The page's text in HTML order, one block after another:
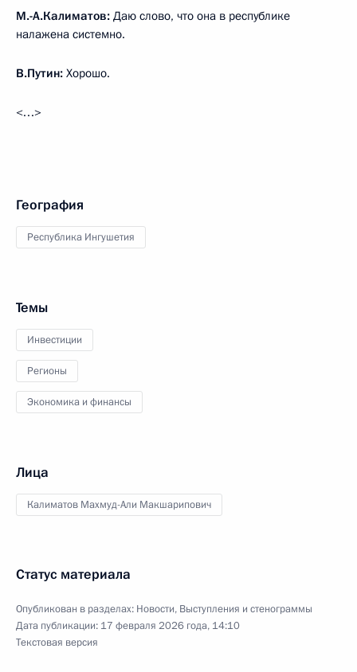
М.-А.Калиматов: Даю слово, что она в республике
налажена системно.
В.Путин: Хорошо.
<…>
География
Республика Ингушетия
Темы
Инвестиции
Регионы
Экономика и финансы
Лица
Калиматов Махмуд-Али Макшарипович
Статус материала
Опубликован в разделах: Новости, Выступления и стенограммы
Дата публикации: 17 февраля 2026 года, 14:10
Текстовая версия